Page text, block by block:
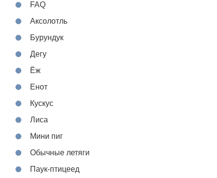
FAQ
Аксолотль
Бурундук
Дегу
Ёж
Енот
Кускус
Лиса
Мини пиг
Обычные летяги
Паук-птицеед